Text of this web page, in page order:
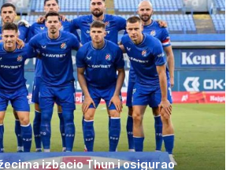
izbacio Thun i osigurao